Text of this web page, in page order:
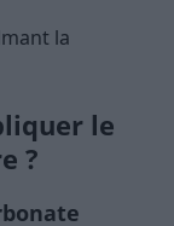
la
le
?